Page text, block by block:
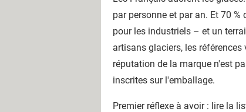
par personne et par an. Et 70
pour les industriels – et un
artisans glaciers, les
réputation de la marque n'est
inscrites sur l'emballage.
Premier réflexe à avoir : lire la